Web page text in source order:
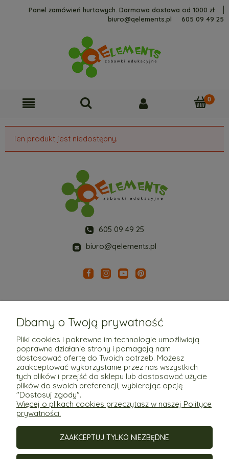
Panel zamówień hurtowych. Darmowa dostawa od 1000 zł.
biuro@qelements.pl
605 09 49 25
Ten produkt jest niedostępny.
Pomoc
Moje konto
Płatności i dostawa
Informacje
605 09 49 25
biuro@qelements.pl
Dbamy o Twoją prywatność
Pliki cookies i pokrewne im technologie umożliwiają
poprawne działanie strony i pomagają nam
dostosować ofertę do Twoich potrzeb. Możesz
zaakceptować wykorzystanie przez nas wszystkich
tych plików i przejść do sklepu lub dostosować użycie
plików do swoich preferencji, wybierając opcję
"Dostosuj zgody".
Więcej o plikach cookies przeczytasz w naszej Polityce
prywatności.
ZAAKCEPTUJ TYLKO NIEZBĘDNE